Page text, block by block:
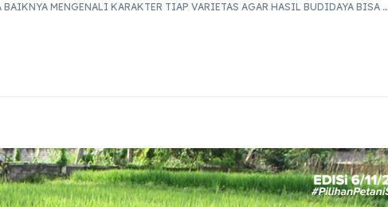
MENGENALI KARAKTER TIAP VARIETAS AGAR HASIL BUDIDAYA BISA …